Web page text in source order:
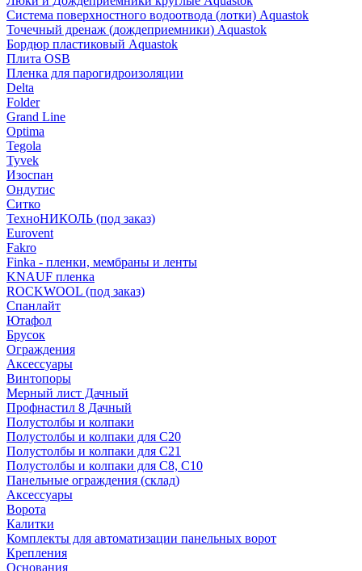
Система поверхностного водоотвода (лотки) Aquastok
Точечный дренаж (дождеприемники) Aquastok
Бордюр пластиковый Aquastok
Плита OSB
Пленка для парогидроизоляции
Delta
Folder
Grand Line
Optima
Tegola
Tyvek
Изоспан
Ондутис
Ситко
ТехноНИКОЛЬ (под заказ)
Eurovent
Fakro
Finka - пленки, мембраны и ленты
KNAUF пленка
ROCKWOOL (под заказ)
Спанлайт
Ютафол
Брусок
Ограждения
Аксессуары
Винтопоры
Мерный лист Дачный
Профнастил 8 Дачный
Полустолбы и колпаки
Полустолбы и колпаки для С20
Полустолбы и колпаки для С21
Полустолбы и колпаки для С8, С10
Панельные ограждения (склад)
Аксессуары
Ворота
Калитки
Комплекты для автоматизации панельных ворот
Крепления
Основания